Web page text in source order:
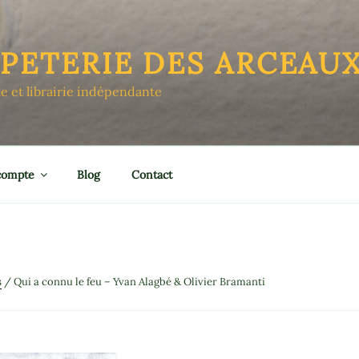
DES
et librairie indépendante
Blog Contact
/ Qui a connu le feu – Yvan Alagbé & Olivier Bramanti